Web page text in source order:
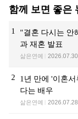
함께 보면 좋은
1
"결혼 다시는 안
과 재혼 발표
삶은연예 2026.07.30
2
1년 만에 '이혼
다는 배우
삶은연예 2026.07.28